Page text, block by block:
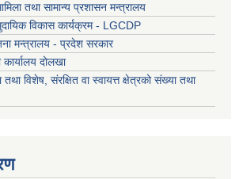
तथा सामान्य प्रशासन मन्त्रालय
विकास कार्यक्रम - LGCDP
मन्त्रालय - प्रदेश सरकार
दोलखा
तथा विशेष, संरक्षित वा स्वायत्त क्षेत्रको संख्या तथा